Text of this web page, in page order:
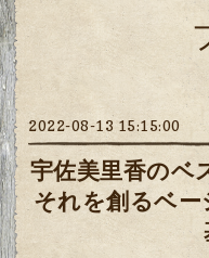
2022-08-13 15:15:00
宇佐美里香のベ
それを創るベ